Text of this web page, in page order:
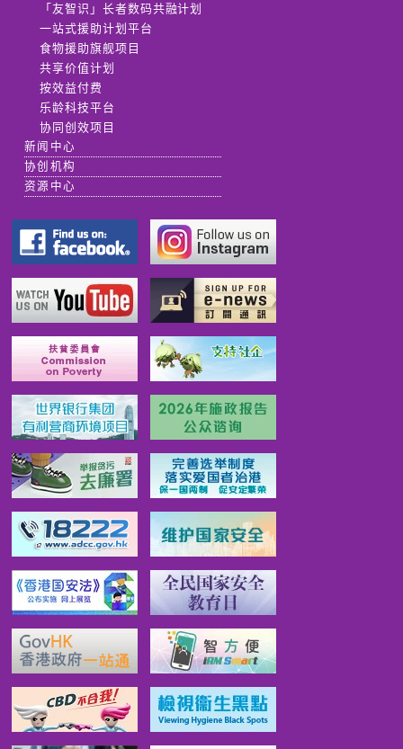
「友智识」长者数码共融计划
一站式援助计划平台
食物援助旗舰项目
共享价值计划
按效益付费
乐龄科技平台
协同创效项目
新闻中心
协创机构
资源中心